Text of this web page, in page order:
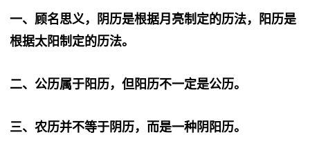
一‬、顾名思义‬，阴历‬是‬根据‬月亮‬制定‬的‬历法‬，阳历‬是‬
根据‬太阳‬制定‬的‬历法‬‬。
二‬、公历属于阳历，但阳历不一定是公历。
三‬、农历并不等于阴历，而是一种‬阴阳历。